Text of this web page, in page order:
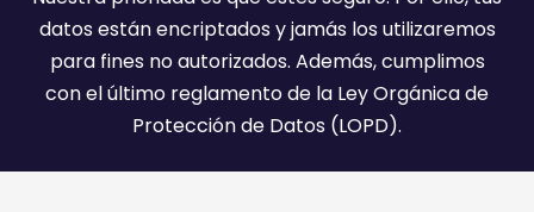
datos están encriptados y jamás los utilizaremos
para fines no autorizados. Además, cumplimos
con el último reglamento de la Ley Orgánica de
Protección de Datos (LOPD).